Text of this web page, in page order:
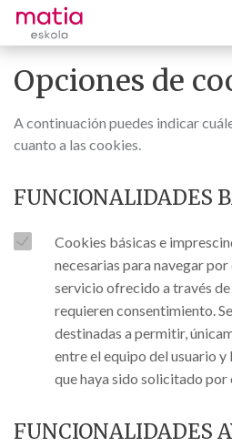
Saltar
contenido
principal
Opciones de
A continuación puedes indicar
cuanto a las cookies.
FUNCIONALIDADES
Cookies básicas e
necesarias para navegar
servicio ofrecido a través de
requieren consentimiento.
destinadas a permitir,
entre el equipo del usuario
que haya sido solicitado por
FUNCIONALIDADES